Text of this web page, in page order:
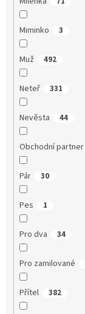
Miminko 3
Muž 492
Neteř 331
Nevěsta 44
Obchodní partner
Pár 30
Pes 1
Pro dva 34
Pro zamilované
Přítel 382